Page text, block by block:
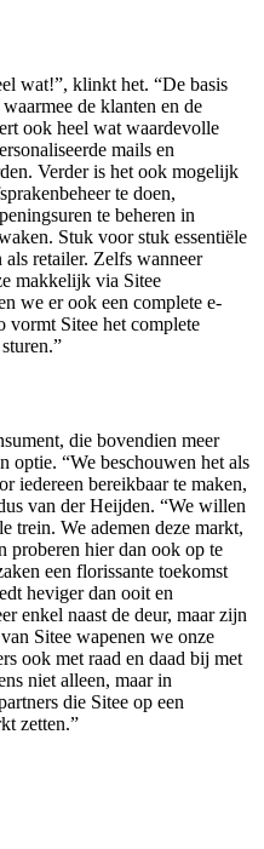
wat!”, klinkt het. “De basis
de klanten en de
ook heel wat waardevolle
mails en
Verder is het ook mogelijk
te doen,
te beheren in
Stuk voor stuk essentiële
als retailer. Zelfs wanneer
makkelijk via Sitee
we er ook een complete e-
vormt Sitee het complete
die bovendien meer
optie. “We beschouwen het als
iedereen bereikbaar te maken,
van der Heijden. “We willen
trein. We ademen deze markt,
proberen hier dan ook op te
een florissante toekomst
heviger dan ooit en
enkel naast de deur, maar zijn
Sitee wapenen we onze
ook met raad en daad bij met
niet alleen, maar in
die Sitee op een
zetten.”